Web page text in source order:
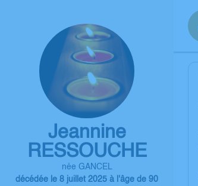
Jeannine
RESSOUCHE
née GANCEL
décédée le 8 juillet 2025 à l'âge de 90